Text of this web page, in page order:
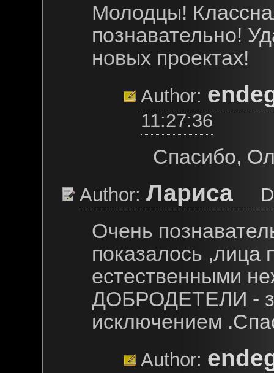
Молодцы!
познавательно!
новых проектах!
Author:
11:27:36
Спасибо,
Author: Лариса
Очень
показалось ,лица
естественными
ДОБРОДЕТЕЛИ -
исключением
Author: